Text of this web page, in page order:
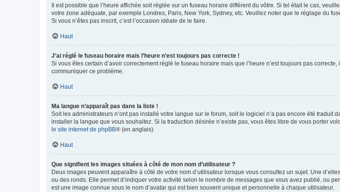
Il est possible que l’heure affichée soit réglée sur un fuseau horaire différent du vôtre. Si tel était le cas,
votre zone adéquate, par exemple Londres, Paris, New York, Sydney, etc. Veuillez noter que le réglage du
Si vous n’êtes pas inscrit, c’est l’occasion idéale de le faire.
Haut
J’ai réglé le fuseau horaire mais l’heure n’est toujours pas correcte !
Si vous êtes certain d’avoir correctement réglé le fuseau horaire mais que l’heure n’est toujours pas
communiquer ce problème.
Haut
Ma langue n’apparaît pas dans la liste !
Soit les administrateurs n’ont pas installé votre langue sur le forum, soit le logiciel n’a pas encore été
installer la langue que vous souhaitez. Si la traduction désirée n’existe pas, vous êtes libre de vous porter
le site internet de phpBB® (en anglais).
Haut
Que signifient les images situées à côté de mon nom d’utilisateur ?
Deux images peuvent apparaître à côté de votre nom d’utilisateur lorsque vous consultez un sujet. Une
ou des ronds. Elle permet d’indiquer votre activité selon le nombre de messages que vous avez publié, ou
est une image connue sous le nom d’avatar qui est bien souvent unique et personnelle à chaque utilisateur.